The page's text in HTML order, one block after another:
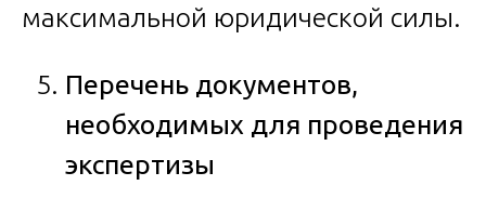
максимальной юридической силы.
Перечень документов,
необходимых для проведения
экспертизы